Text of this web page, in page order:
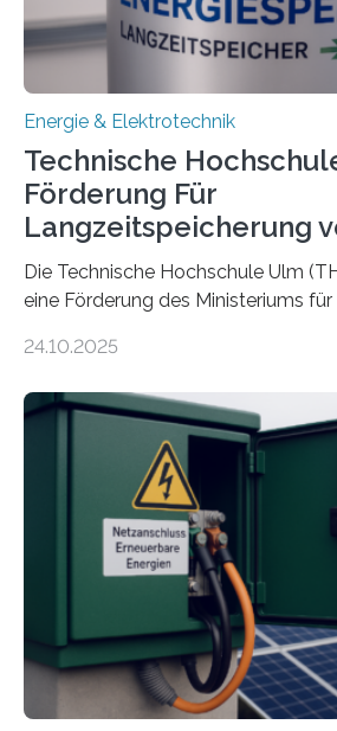
Energie & Elektrotechnik
Technische
Förderung Für
Langzeitspeicherung
Die Technische Hochschule Ulm
eine Förderung des Ministeriums
Forschungsprojekt „LAGER –
Quartieren“ eingeworben. Ziel des
Entwicklung, Erprobung und
Konzepten zur langfristigen
sektorübergreifend vernetzten
Projekt startete am 15. Oktober
von drei Jahren und ein
Millionen Euro, wovon 2,6 Millionen
Ministerium für Umwelt, Klima und…
24.10.2025